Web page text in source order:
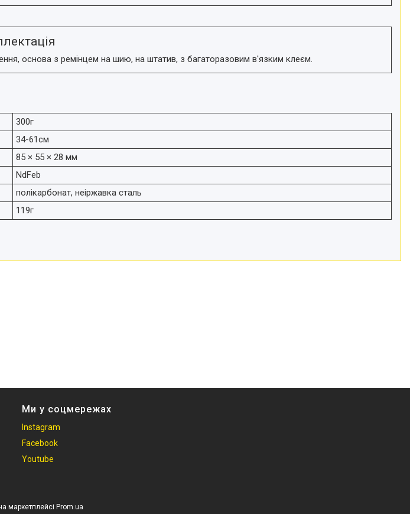
основа з ремінцем на шию, на штатив, з багаторазовим в'язким клеєм.
300г
34-61см
85 × 55 × 28 мм
NdFeb
полікарбонат, неіржавка сталь
119г
Ми у соцмережах
Instagram
Facebook
Youtube
маркетплейсі Prom.ua